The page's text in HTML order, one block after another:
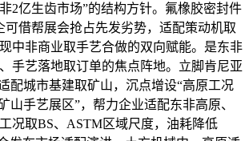
2亿生齿市场”的结构方针。氟橡胶密封件
借帮展会抢占先发劣势，适配策动机取
中非商业取手艺合做的双向赋能。是东非
手艺落地取订单的焦点阵地。立脚肯尼亚
配城市基建取矿山，沉点增设“高原工况
山手艺展区”，帮力企业适配东非高原、
况取BS、ASTM区域尺度，油耗降低